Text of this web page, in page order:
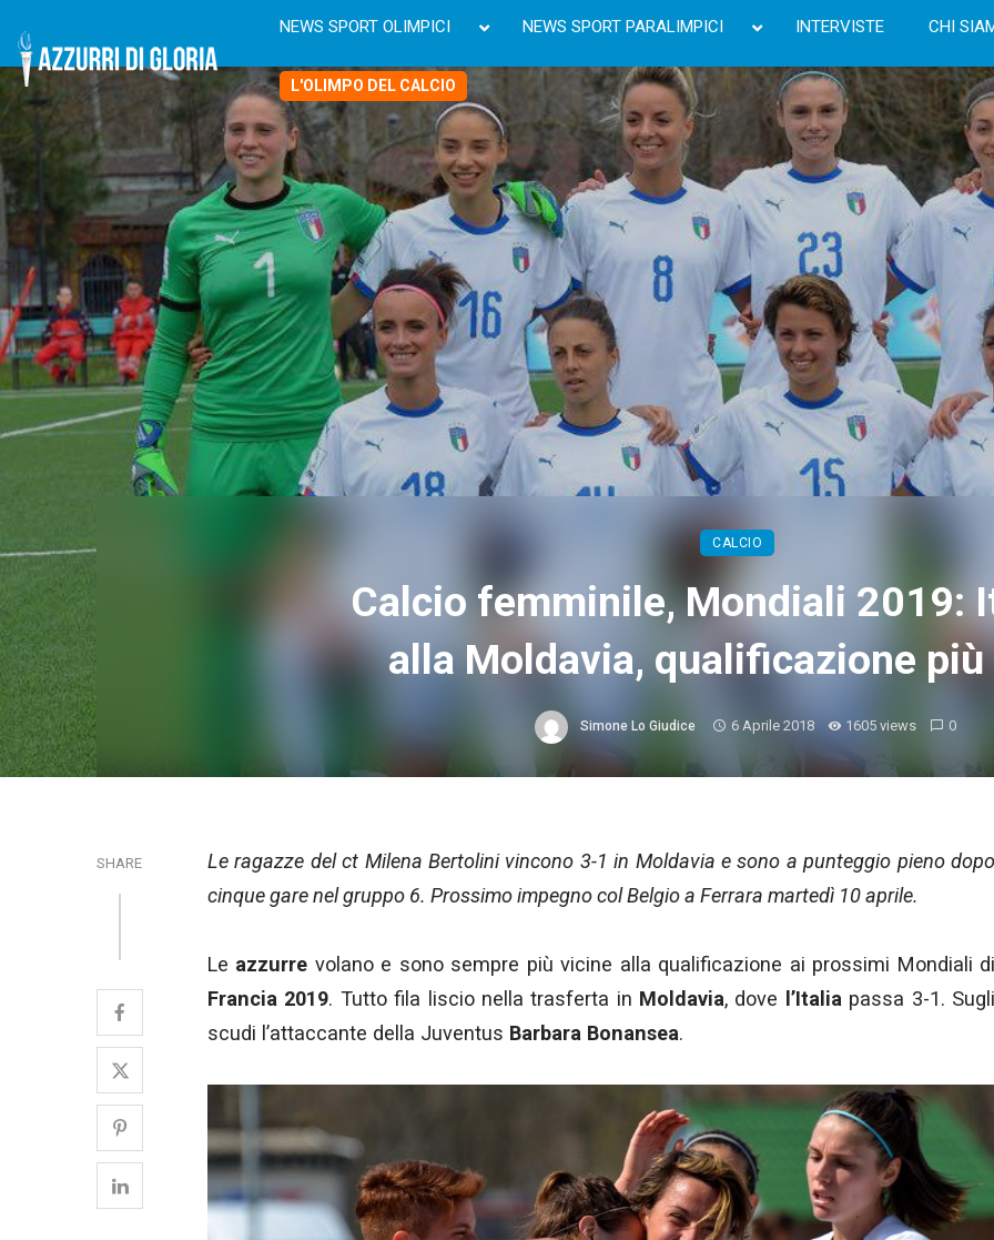
NEWS SPORT OLIMPICI NEWS SPORT PARALIMPICI INTERVISTE CHI
L'OLIMPO DEL CALCIO
CALCIO
Calcio femminile, Mondiali 2019:
alla Moldavia, qualificazione
Simone Lo Giudice 6 Aprile 2018 1605 views 0
SHARE
Le ragazze del ct Milena Bertolini vincono 3-1 in Moldavia e sono a punteggio pieno dopo
cinque gare nel gruppo 6. Prossimo impegno col Belgio a Ferrara martedì 10 aprile.
Le azzurre volano e sono sempre più vicine alla qualificazione ai prossimi Mondiali
Francia 2019. Tutto fila liscio nella trasferta in Moldavia, dove l’Italia passa 3-1.
scudi l’attaccante della Juventus Barbara Bonansea.